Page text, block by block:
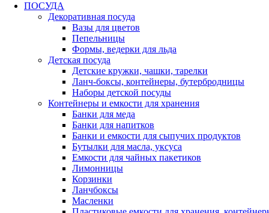
ПОСУДА
Декоративная посуда
Вазы для цветов
Пепельницы
Формы, ведерки для льда
Детская посуда
Детские кружки, чашки, тарелки
Ланч-боксы, контейнеры, бутербродницы
Наборы детской посуды
Контейнеры и емкости для хранения
Банки для меда
Банки для напитков
Банки и емкости для сыпучих продуктов
Бутылки для масла, уксуса
Емкости для чайных пакетиков
Лимонницы
Корзинки
Ланчбоксы
Масленки